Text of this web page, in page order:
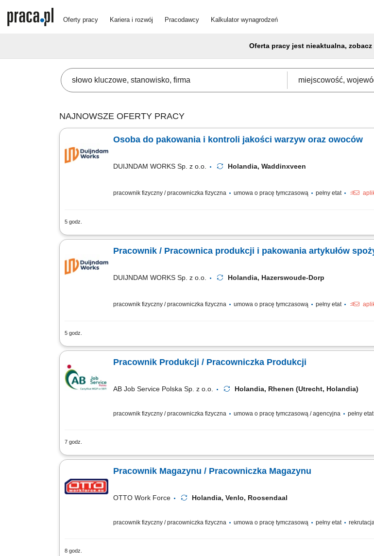
Oferty pracy Kariera i rozwój Pracodawcy Kalkulator wynagrodzeń
Oferta pracy jest nieaktualna,
NAJNOWSZE OFERTY PRACY
Osoba do pakowania i kontroli jakości warzyw oraz owoców
DUIJNDAM WORKS Sp. z o.o. Holandia, Waddinxveen
pracownik fizyczny / pracowniczka fizyczna umowa o pracę tymczasową pełny etat
5 godz.
Zadania Weryfikacja stanu świeżości produktów i odrzucanie sztuk niespełniających norm;
Pracownik / Pracownica produkcji i pakowania artykułów
DUIJNDAM WORKS Sp. z o.o. Holandia, Hazerswoude-Dorp
pracownik fizyczny / pracowniczka fizyczna umowa o pracę tymczasową pełny etat
5 godz.
Zadania Przeładunek oraz otwieranie opakowań zbiorczych z surowcami; Odmierzanie
Pracownik Produkcji / Pracowniczka Produkcji
AB Job Service Polska Sp. z o.o. Holandia, Rhenen (Utrecht, Holandia)
pracownik fizyczny / pracowniczka fizyczna umowa o pracę tymczasową / agencyjna pełny etat
7 godz.
Zadania: Przygotowywanie polew miodowych, karmelowych oraz ziołowych według receptur;
Pracownik Magazynu / Pracowniczka Magazynu
OTTO Work Force Holandia, Venlo, Roosendaal
pracownik fizyczny / pracowniczka fizyczna umowa o pracę tymczasową pełny etat
8 godz.